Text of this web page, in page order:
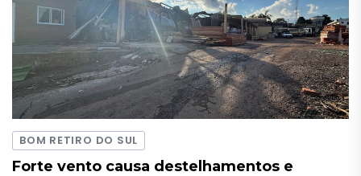
BOM RETIRO DO SUL
Forte vento causa destelhamentos e